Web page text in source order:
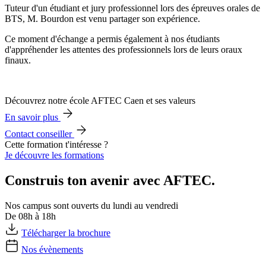
Tuteur d'un étudiant et jury professionnel lors des épreuves orales de
BTS, M. Bourdon est venu partager son expérience.
Ce moment d'échange a permis également à nos étudiants
d'appréhender les attentes des professionnels lors de leurs oraux
finaux.
Découvrez notre école AFTEC Caen et ses valeurs
En savoir plus
Contact conseiller
Cette formation t'intéresse ?
Je découvre les formations
Construis ton avenir avec AFTEC.
Nos campus sont ouverts du lundi au vendredi
De 08h à 18h
Télécharger la brochure
Nos évènements